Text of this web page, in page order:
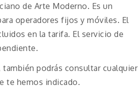
de Arte Moderno. Es un
operadores fijos y móviles. El
en la tarifa. El servicio de
podrás consultar cualquier
te hemos indicado.